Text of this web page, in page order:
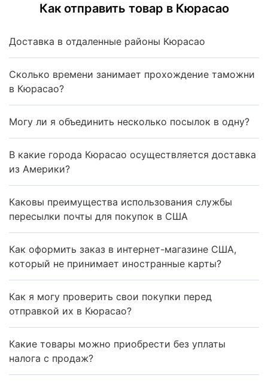
Как отправить товар в Кюрасао
Доставка в отдаленные районы Кюрасао
Сколько времени занимает прохождение таможни
в Кюрасао?
Могу ли я объединить несколько посылок в одну?
В какие города Кюрасао осуществляется доставка
из Америки?
Каковы преимущества использования службы
пересылки почты для покупок в США
Как оформить заказ в интернет-магазине США,
который не принимает иностранные карты?
Как я могу проверить свои покупки перед
отправкой их в Кюрасао?
Какие товары можно приобрести без уплаты
налога с продаж?